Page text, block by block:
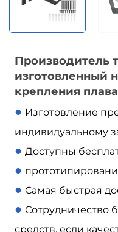
Производитель
изготовленный
крепления
● Изготовление
индивидуальному
● Доступны
●
● Самая быстрая
● Сотрудничество
средств, если